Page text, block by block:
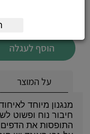
הוסף לעגלה
על המוצר
מנגנון מיוחד
חיבור נוח ופשוט
התופסות את